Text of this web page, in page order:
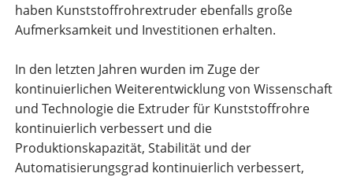
haben Kunststoffrohrextruder ebenfalls große
Aufmerksamkeit und Investitionen erhalten.
In den letzten Jahren wurden im Zuge der
kontinuierlichen Weiterentwicklung von Wissenschaft
und Technologie die Extruder für Kunststoffrohre
kontinuierlich verbessert und die
Produktionskapazität, Stabilität und der
Automatisierungsgrad kontinuierlich verbessert,